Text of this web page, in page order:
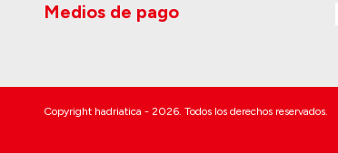
Medios de pago
Copyright hadriatica - 2026. Todos los derechos reservados.